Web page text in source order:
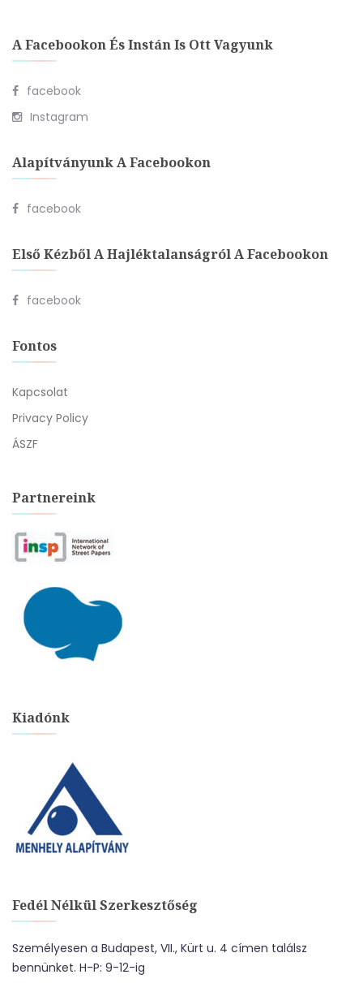
A Facebookon És Instán Is Ott Vagyunk
facebook
Instagram
Alapítványunk A Facebookon
facebook
Első Kézből A Hajléktalanságról A Facebookon
facebook
Fontos
Kapcsolat
Privacy Policy
ÁSZF
Partnereink
Kiadónk
Fedél Nélkül Szerkesztőség
Személyesen a Budapest, VII., Kürt u. 4 címen találsz
bennünket. H-P: 9-12-ig